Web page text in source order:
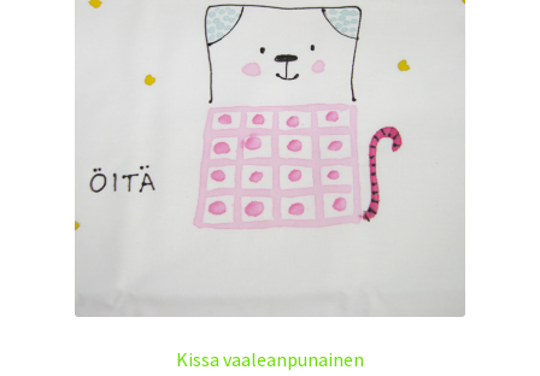
Kissa vaaleanpunainen